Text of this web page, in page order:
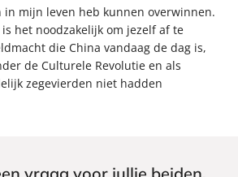
in mijn leven heb kunnen overwinnen.
het noodzakelijk om jezelf af te
die China vandaag de dag is,
de Culturele Revolutie en als
zegevierden niet hadden